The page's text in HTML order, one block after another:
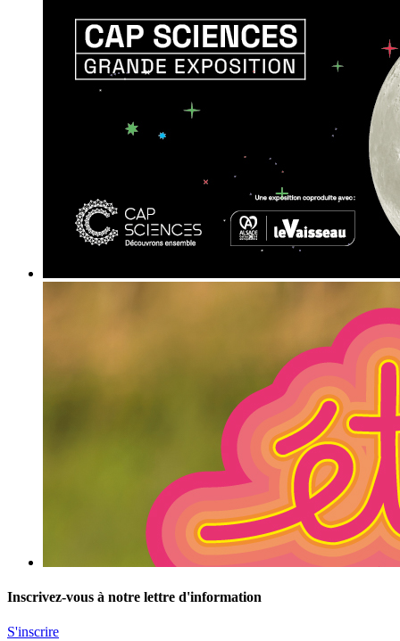
Inscrivez-vous à notre lettre d'information
S'inscrire